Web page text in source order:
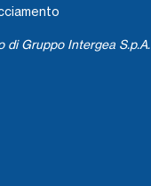
Gruppo Intergea S.p.A.